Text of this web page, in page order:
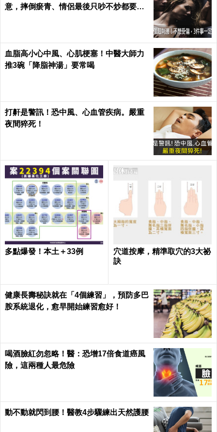
意，摔倒瘀青、情侶最後只吵不炒都要怪
血脂高小心中風、心肌梗塞！中醫大師力
推3碗「降脂神湯」要常喝
打鼾是警訊！恐中風、心血管疾病。嚴重
夜間猝死！
多點爆發！本土＋33例
穴道按摩，精準取穴的3大祕
訣
健康長壽秘訣就在「4個練習」，預防多巴
胺系統退化，愈早開始練習愈好！
喝酒臉紅勿忽略！醫：恐增17倍食道癌風
險，這兩種人最危險
動不動就閃到腰！醫教4步驟練出天然護腰